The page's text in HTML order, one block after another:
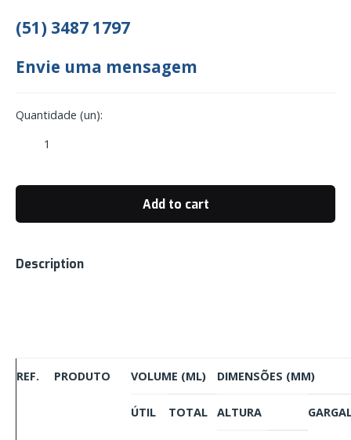
(51) 3487 1797
Envie uma mensagem
Quantidade (un):
1
com
quantity
Add to cart
Description
REF. PRODUTO VOLUME (ML) DIMENSÕES (MM)
ÚTIL TOTAL ALTURA